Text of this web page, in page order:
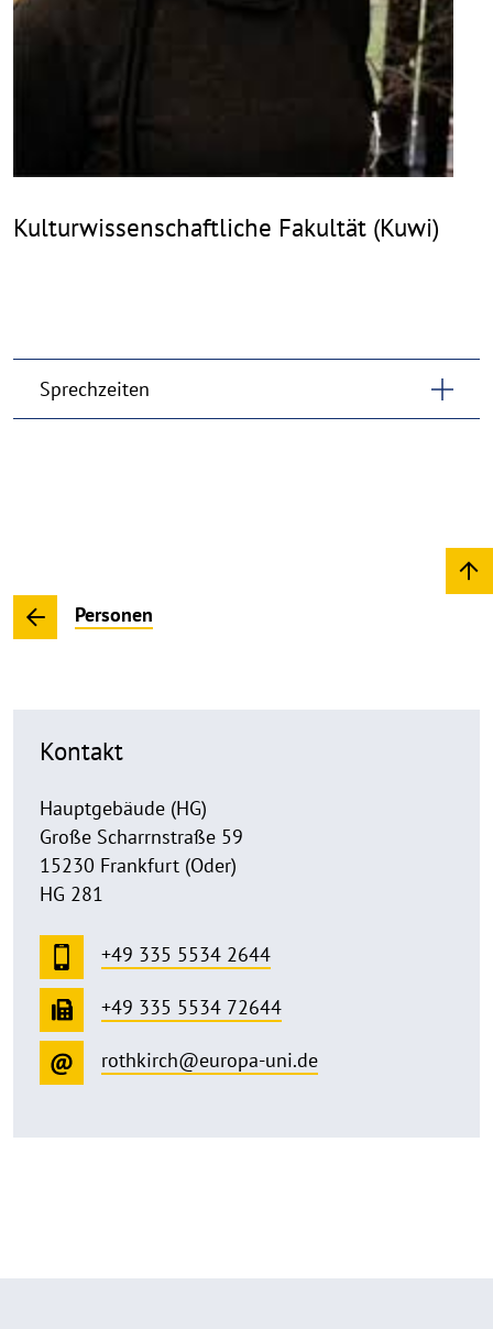
Kulturwissenschaftliche Fakultät (Kuwi)
Sprechzeiten
Personen
Kontakt
Hauptgebäude (HG)
Große Scharrnstraße 59
15230 Frankfurt (Oder)
HG 281
+49 335 5534 2644
+49 335 5534 72644
rothkirch@europa-uni.de